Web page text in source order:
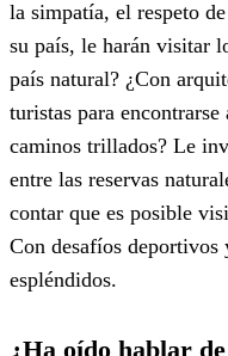
la simpatía, el respeto
su país, le harán visitar
país natural? ¿Con
turistas para
caminos trillados? Le
entre las reservas
contar que es posible
Con desafíos deportivos
espléndidos.
¿Ha oído hablar